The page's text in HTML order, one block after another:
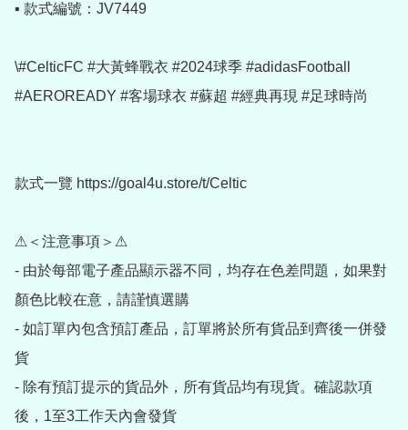
▪️ 款式編號：JV7449
\#CelticFC #大黃蜂戰衣 #2024球季 #adidasFootball
#AEROREADY #客場球衣 #蘇超 #經典再現 #足球時尚
款式一覽 https://goal4u.store/t/Celtic
⚠＜注意事項＞⚠
- 由於每部電子產品顯示器不同，均存在色差問題，如果對
顏色比較在意，請謹慎選購
- 如訂單內包含預訂產品，訂單將於所有貨品到齊後一併發
貨
- 除有預訂提示的貨品外，所有貨品均有現貨。確認款項
後，1至3工作天內會發貨